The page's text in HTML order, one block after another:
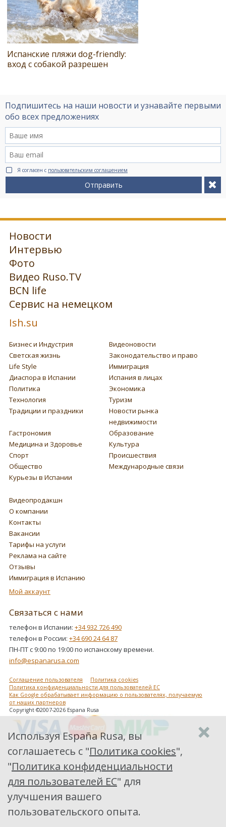
Испанские пляжи dog-friendly:
вход с собакой разрешен
Подпишитесь на наши новости и узнавайте первыми
обо всех предложениях
Я согласен с пользовательским соглашением
Отправить
Новости
Интервью
Фото
Видео Ruso.TV
BCN life
Сервис на немецком
Ish.su
Бизнес и Индустрия
Видеоновости
Светская жизнь
Законодательство и право
Life Style
Иммиграция
Диаспора в Испании
Испания в лицах
Политика
Экономика
Технология
Туризм
Традиции и праздники
Новости рынка
недвижимости
Гастрономия
Образование
Медицина и Здоровье
Культура
Спорт
Происшествия
Общество
Международные связи
Курьезы в Испании
Видеопродакшн
О компании
Контакты
Вакансии
Тарифы на услуги
Реклама на сайте
Отзывы
Иммиграция в Испанию
Мой аккаунт
Связаться с нами
телефон в Испании: +34 932 726 490
телефон в России: +34 690 24 64 87
ПН-ПТ с 9:00 по 19:00 по испанскому времени.
info@espanarusa.com
Соглашение пользователя
Политика cookies
Политика конфиденциальности для пользователей ЕС
Как Google обрабатывает информацию о пользователях, получаемую
от наших партнеров
Copyright ©2007-2026 Espana Rusa
Используя España Rusa, вы
соглашаетесь с "Политика cookies",
"Политика конфиденциальности
для пользователей ЕС" для
улучшения вашего
пользовательского опыта.